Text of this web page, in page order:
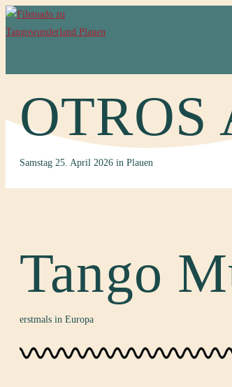
OTROS
Samstag 25. April 2026 in Plauen
Tango
erstmals in Europa